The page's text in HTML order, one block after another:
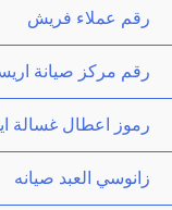
رقم عملاء فريش
رقم مركز صيانة
رموز اعطال غسالة
زانوسي العبد صيانه